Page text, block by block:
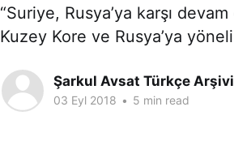
“Suriye, Rusya’ya karşı
Kuzey Kore ve Rusya’ya
Şarkul Avsat Türkçe Arşivi
03 Eyl 2018 • 5 min read